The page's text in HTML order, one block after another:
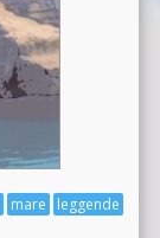
leggende
mare